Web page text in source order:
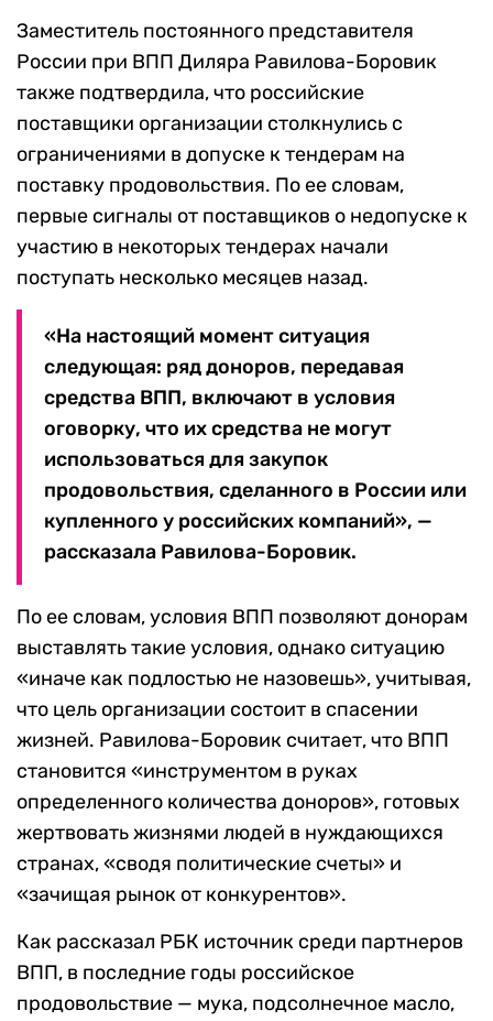
Заместитель постоянного представителя
России при ВПП Диляра Равилова-Боровик
также подтвердила, что российские
поставщики организации столкнулись с
ограничениями в допуске к тендерам на
поставку продовольствия. По ее словам,
первые сигналы от поставщиков о недопуске к
участию в некоторых тендерах начали
поступать несколько месяцев назад.
«На настоящий момент ситуация
следующая: ряд доноров, передавая
средства ВПП, включают в условия
оговорку, что их средства не могут
использоваться для закупок
продовольствия, сделанного в России или
купленного у российских компаний», —
рассказала Равилова-Боровик.
По ее словам, условия ВПП позволяют донорам
выставлять такие условия, однако ситуацию
«иначе как подлостью не назовешь», учитывая,
что цель организации состоит в спасении
жизней. Равилова-Боровик считает, что ВПП
становится «инструментом в руках
определенного количества доноров», готовых
жертвовать жизнями людей в нуждающихся
странах, «сводя политические счеты» и
«зачищая рынок от конкурентов».
Как рассказал РБК источник среди партнеров
ВПП, в последние годы российское
продовольствие — мука, подсолнечное масло,